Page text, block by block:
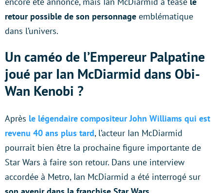
retour possible de son personnage emblématique
dans l’univers.
Un caméo de l’Empereur Palpatine
joué par Ian McDiarmid dans Obi-
Wan Kenobi ?
Après le légendaire compositeur John Williams qui est
revenu 40 ans plus tard, l’acteur Ian McDiarmid
pourrait bien être la prochaine figure importante de
Star Wars à faire son retour. Dans une interview
accordée à Metro, Ian McDiarmid a été interrogé sur